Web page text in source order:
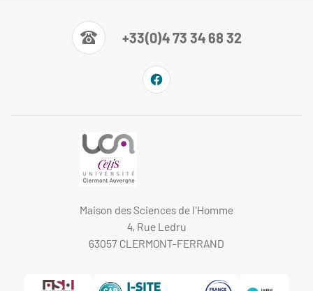
+33(0)4 73 34 68 32
Maison des Sciences de l'Homme
4, Rue Ledru
63057 CLERMONT-FERRAND